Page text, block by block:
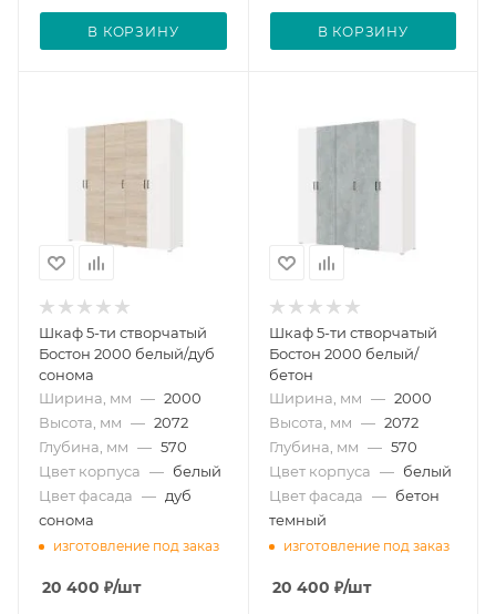
В КОРЗИНУ В КОРЗИНУ
Шкаф 5-ти створчатый
Бостон 2000 белый/дуб
сонома
Ширина, мм — 2000
Высота, мм — 2072
Глубина, мм — 570
Цвет корпуса — белый
Цвет фасада — дуб
сонома
изготовление под заказ
20 400 ₽/шт
Шкаф 5-ти створчатый
Бостон 2000 белый/
бетон
Ширина, мм — 2000
Высота, мм — 2072
Глубина, мм — 570
Цвет корпуса — белый
Цвет фасада — бетон
темный
изготовление под заказ
20 400 ₽/шт